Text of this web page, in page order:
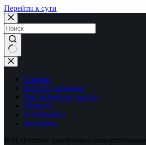
Перейти к сути
Ничего
не
найденоГлавная
Каталог датчиков
Выполненные заказы
Новости
О компании
Контакты
IFM electronic контрольно-